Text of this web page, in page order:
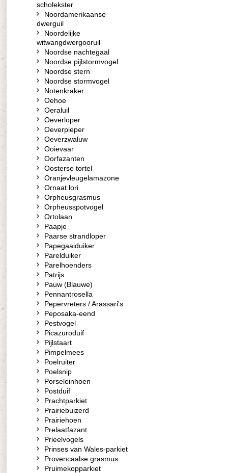
scholekster
Noordamerikaanse
dwerguil
Noordelijke
witwangdwergooruil
Noordse nachtegaal
Noordse pijlstormvogel
Noordse stern
Noordse stormvogel
Notenkraker
Oehoe
Oeraluil
Oeverloper
Oeverpieper
Oeverzwaluw
Ooievaar
Oorfazanten
Oosterse tortel
Oranjevleugelamazone
Ornaat lori
Orpheusgrasmus
Orpheusspotvogel
Ortolaan
Paapje
Paarse strandloper
Papegaaiduiker
Parelduiker
Parelhoenders
Patrijs
Pauw (Blauwe)
Pennantrosella
Pepervreters / Arassari's
Peposaka-eend
Pestvogel
Picazuroduif
Pijlstaart
Pimpelmees
Poelruiter
Poelsnip
Porseleinhoen
Postduif
Prachtparkiet
Prairiebuizerd
Prairiehoen
Prelaatfazant
Prieelvogels
Prinses van Wales-parkiet
Provencaalse grasmus
Pruimekopparkiet